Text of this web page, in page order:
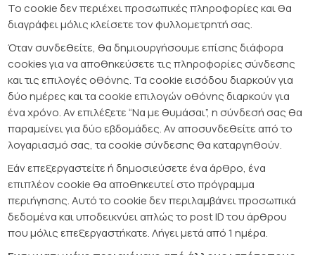
Το cookie δεν περιέχει προσωπικές πληροφορίες και θα
διαγράφει μόλις κλείσετε τον φυλλομετρητή σας.
Όταν συνδεθείτε, θα δημιουργήσουμε επίσης διάφορα
cookies για να αποθηκεύσετε τις πληροφορίες σύνδεσης
και τις επιλογές οθόνης. Τα cookie εισόδου διαρκούν για
δύο ημέρες και τα cookie επιλογών οθόνης διαρκούν για
ένα χρόνο. Αν επιλέξετε “Να με θυμάσαι”, η σύνδεσή σας θα
παραμείνει για δύο εβδομάδες. Αν αποσυνδεθείτε από το
λογαριασμό σας, τα cookie σύνδεσης θα καταργηθούν.
Εάν επεξεργαστείτε ή δημοσιεύσετε ένα άρθρο, ένα
επιπλέον cookie θα αποθηκευτεί στο πρόγραμμα
περιήγησης. Αυτό το cookie δεν περιλαμβάνει προσωπικά
δεδομένα και υποδεικνύει απλώς το post ID του άρθρου
που μόλις επεξεργαστήκατε. Λήγει μετά από 1 ημέρα.